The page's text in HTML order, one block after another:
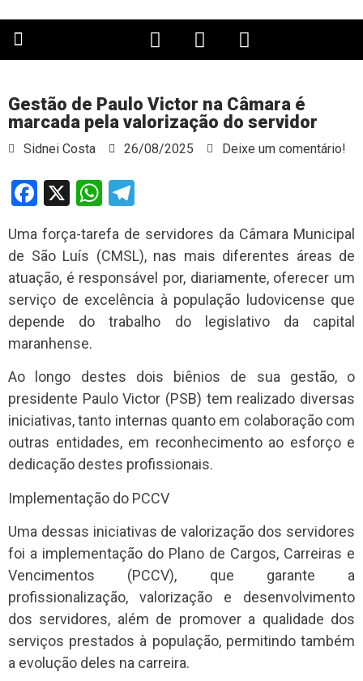
Gestão de Paulo Victor na Câmara é
marcada pela valorização do servidor
Sidnei Costa 26/08/2025 Deixe um comentário!
Facebook
X WhatsApp
Uma força-tarefa de servidores da Câmara Municipal
de São Luís (CMSL), nas mais diferentes áreas de
atuação, é responsável por, diariamente, oferecer um
serviço de excelência à população ludovicense que
depende do trabalho do legislativo da capital
maranhense.
Ao longo destes dois biênios de sua gestão, o
presidente Paulo Victor (PSB) tem realizado diversas
iniciativas, tanto internas quanto em colaboração com
outras entidades, em reconhecimento ao esforço e
dedicação destes profissionais.
Implementação do PCCV
Uma dessas iniciativas de valorização dos servidores
foi a implementação do Plano de Cargos, Carreiras e
Vencimentos (PCCV), que garante a
profissionalização, valorização e desenvolvimento
dos servidores, além de promover a qualidade dos
serviços prestados à população, permitindo também
a evolução deles na carreira.